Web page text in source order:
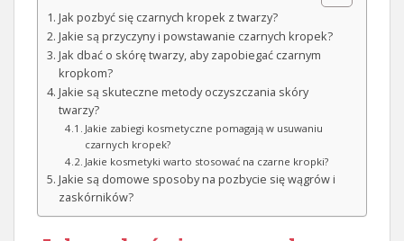
Jak pozbyć się czarnych kropek z twarzy?
Jakie są przyczyny i powstawanie czarnych kropek?
Jak dbać o skórę twarzy, aby zapobiegać czarnym
kropkom?
Jakie są skuteczne metody oczyszczania skóry
twarzy?
Jakie zabiegi kosmetyczne pomagają w usuwaniu
czarnych kropek?
Jakie kosmetyki warto stosować na czarne kropki?
Jakie są domowe sposoby na pozbycie się wągrów i
zaskórników?